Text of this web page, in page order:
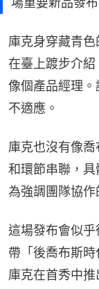
庫克身穿藏青
在臺上踱步介
像個產品經理
不適應。
庫克也沒有像
和環節串聯，
為強調團隊協作
這場發布會似
帶「後喬布斯
庫克在首秀中